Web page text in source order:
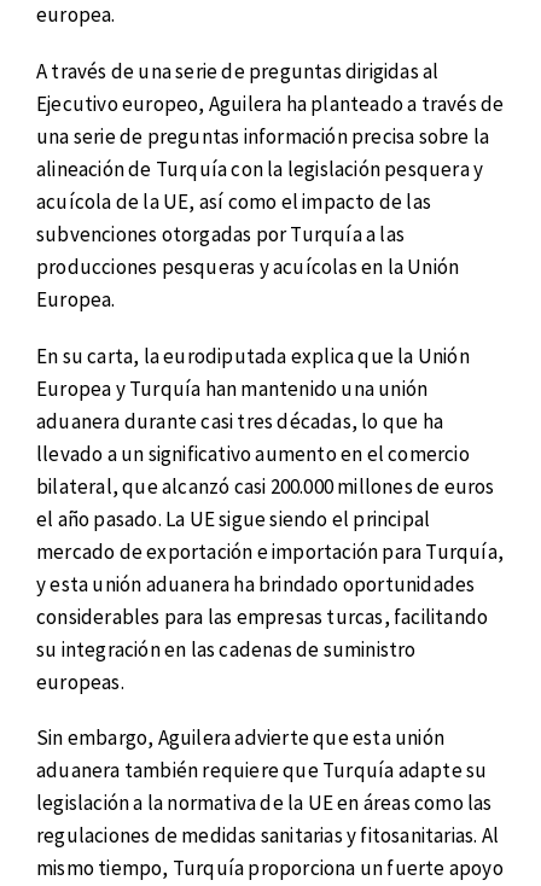
europea.
A través de una serie de preguntas dirigidas al
Ejecutivo europeo, Aguilera ha planteado a través de
una serie de preguntas información precisa sobre la
alineación de Turquía con la legislación pesquera y
acuícola de la UE, así como el impacto de las
subvenciones otorgadas por Turquía a las
producciones pesqueras y acuícolas en la Unión
Europea.
En su carta, la eurodiputada explica que la Unión
Europea y Turquía han mantenido una unión
aduanera durante casi tres décadas, lo que ha
llevado a un significativo aumento en el comercio
bilateral, que alcanzó casi 200.000 millones de euros
el año pasado. La UE sigue siendo el principal
mercado de exportación e importación para Turquía,
y esta unión aduanera ha brindado oportunidades
considerables para las empresas turcas, facilitando
su integración en las cadenas de suministro
europeas.
Sin embargo, Aguilera advierte que esta unión
aduanera también requiere que Turquía adapte su
legislación a la normativa de la UE en áreas como las
regulaciones de medidas sanitarias y fitosanitarias. Al
mismo tiempo, Turquía proporciona un fuerte apoyo